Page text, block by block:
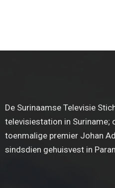
De Surinaamse Televisie
televisiestation in Suriname;
toenmalige premier Johan
sindsdien gehuisvest in